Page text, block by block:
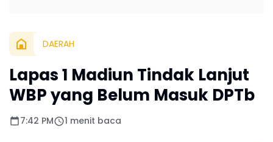
DAERAH
Lapas 1 Madiun Tindak Lanjut
WBP yang Belum Masuk DPTb
7:42 PM 1 menit baca